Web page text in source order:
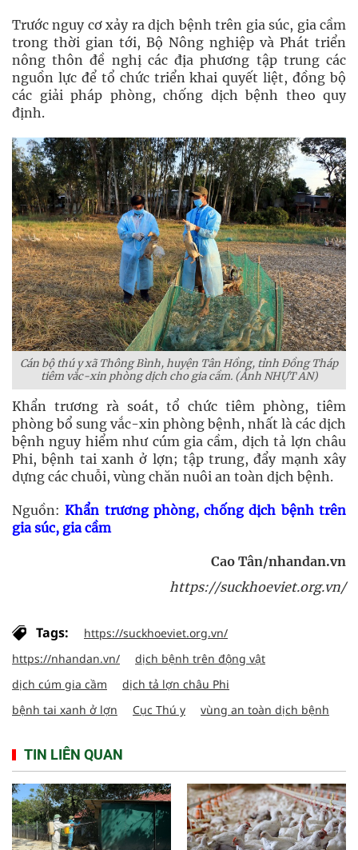
Trước nguy cơ xảy ra dịch bệnh trên gia súc, gia cầm
trong thời gian tới, Bộ Nông nghiệp và Phát triển
nông thôn đề nghị các địa phương tập trung các
nguồn lực để tổ chức triển khai quyết liệt, đồng bộ
các giải pháp phòng, chống dịch bệnh theo quy
định.
Cán bộ thú y xã Thông Bình, huyện Tân Hồng, tỉnh Đồng Tháp
tiêm vắc-xin phòng dịch cho gia cầm. (Ảnh NHỰT AN)
Khẩn trương rà soát, tổ chức tiêm phòng, tiêm
phòng bổ sung vắc-xin phòng bệnh, nhất là các dịch
bệnh nguy hiểm như cúm gia cầm, dịch tả lợn châu
Phi, bệnh tai xanh ở lợn; tập trung, đẩy mạnh xây
dựng các chuỗi, vùng chăn nuôi an toàn dịch bệnh.
Nguồn:Khẩn trương phòng, chống dịch bệnh trên
gia súc, gia cầm
Cao Tân/nhandan.vn
https://suckhoeviet.org.vn/
Tags:
https://suckhoeviet.org.vn/
https://nhandan.vn/
dịch bệnh trên động vật
dịch cúm gia cầm
dịch tả lợn châu Phi
bệnh tai xanh ở lợn
Cục Thú y vùng an toàn dịch bệnh
TIN LIÊN QUAN